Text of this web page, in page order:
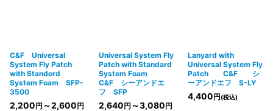
C&F Universal
System Fly Patch
with Standerd
System Foam SFP-
3500
2,200 円 ～2,600 円
Universal System Fly
Patch with Standard
System Foam
C&F シーアンドエ
フ SFP
2,640 円 ～3,080 円
Lanyard with
Universal System Fly
Patch C&F シ
ーアンドエフ S-LY
4,400 円 (税込)